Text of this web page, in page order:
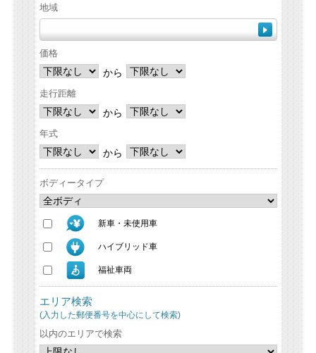
地域
価格
から
走行距離
から
年式
から
ボディータイプ
新車・未使用車
ハイブリッド車
福祉車両
エリア検索
(入力した郵便番号を中心にして検索)
以内のエリアで検索